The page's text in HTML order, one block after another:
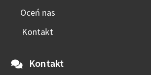
Oceń nas
Kontakt
Kontakt